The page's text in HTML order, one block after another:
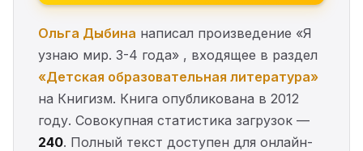
Ольга Дыбина написал произведение «Я
узнаю мир. 3-4 года» , входящее в раздел
«Детская образовательная литература»
на Книгизм. Книга опубликована в 2012
году. Совокупная статистика загрузок —
240. Полный текст доступен для онлайн-